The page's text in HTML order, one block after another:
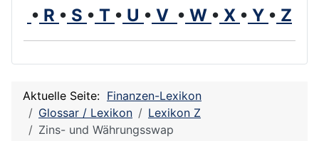
• R • S • T • U • V • W • X • Y • Z
Aktuelle Seite: Finanzen-Lexikon
Glossar / Lexikon
Lexikon Z
Zins- und Währungsswap